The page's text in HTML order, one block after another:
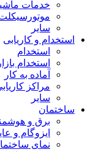
خدمات
سایر
استخدام و کاریابی
استخدام
استخدام
آماده به کار
مراکز
سایر
ساختمان
برق و
ایزوگام و
نمای